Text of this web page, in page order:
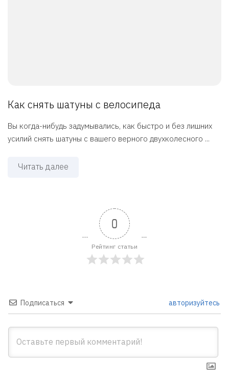
Как снять шатуны с велосипеда
Вы когда-нибудь задумывались, как быстро и без лишних
усилий снять шатуны с вашего верного двухколесного ...
Читать далее
0
Рейтинг статьи
Подписаться авторизуйтесь